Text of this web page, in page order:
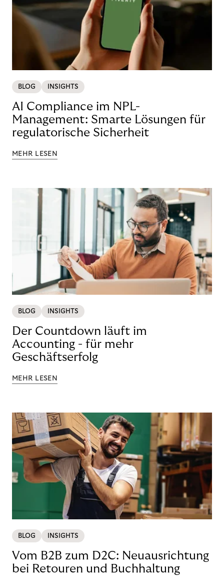
BLOG INSIGHTS
AI Compliance im NPL-
Management: Smarte Lösungen für
regulatorische Sicherheit
MEHR LESEN
BLOG INSIGHTS
Der Countdown läuft im
Accounting - für mehr
Geschäftserfolg
MEHR LESEN
BLOG INSIGHTS
Vom B2B zum D2C: Neuausrichtung
bei Retouren und Buchhaltung